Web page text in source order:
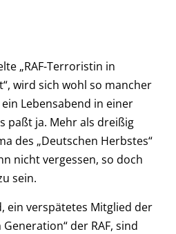
„RAF-Terroristin in
wird sich wohl so mancher
Lebensabend in einer
paßt ja. Mehr als dreißig
des „Deutschen Herbstes“
nicht vergessen, so doch
sein.
ein verspätetes Mitglied der
der RAF, sind